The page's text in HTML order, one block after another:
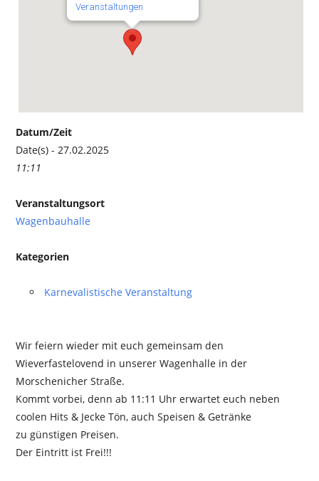
Veranstaltungen
Datum/Zeit
Date(s) - 27.02.2025
11:11
Veranstaltungsort
Wagenbauhalle
Kategorien
Karnevalistische Veranstaltung
Wir feiern wieder mit euch gemeinsam den
Wieverfastelovend in unserer Wagenhalle in der
Morschenicher Straße.
Kommt vorbei, denn ab 11:11 Uhr erwartet euch neben
coolen Hits & Jecke Tön, auch Speisen & Getränke
zu günstigen Preisen.
Der Eintritt ist Frei!!!